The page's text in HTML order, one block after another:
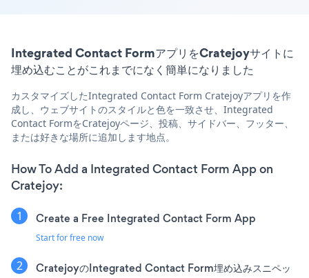
Integrated Contact FormアプリをCratejoyサイトに
埋め込むことがこれまでになく簡単になりました
カスタマイズしたIntegrated Contact Form Cratejoyアプリを作
成し、ウェブサイトのスタイルと色を一致させ、Integrated
Contact FormをCratejoyページ、投稿、サイドバー、フッター、
または好きな場所に追加します地点。
How To Add a Integrated Contact Form App on
Cratejoy:
Create a Free Integrated Contact Form App
Start for free now
CratejoyのIntegrated Contact Form埋め込みスニペッ